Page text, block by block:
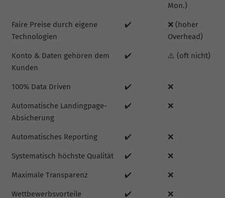
Mon.)
Faire Preise durch eigene
Technologien
✔️
❌ (hoher
Overhead)
Konto & Daten gehören dem
Kunden
✔️ ⚠️ (oft nicht)
100% Data Driven ✔️ ❌
Automatische Landingpage-
Absicherung
✔️ ❌
Automatisches Reporting ✔️ ❌
Systematisch höchste Qualität ✔️ ❌
Maximale Transparenz ✔️ ❌
Wettbewerbsvorteile ✔️ ❌